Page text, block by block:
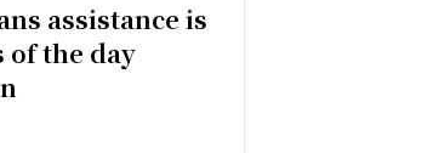
assistance is
of the day